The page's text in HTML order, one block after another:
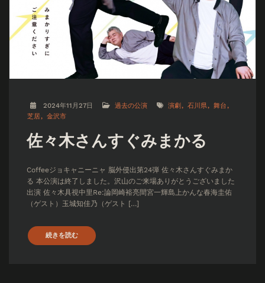
2024年11月27日 過去の公演 演劇 石川県
舞台
芝居
金沢市
佐々木さんすぐみまかる
Coffeeジョキャニーニャ 脳外侵出第24弾 佐々木さんすぐみまか
る 本公演は終了しました。沢山のご来場ありがとうございました
出演 佐々木具視中里Re:論岡崎裕亮間宮一輝島上かんな春海圭佑
（ゲスト）玉城知佳乃（ゲスト […]
続きを読む